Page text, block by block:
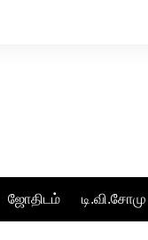
ஜோதிடம் டி.வி.சோமு